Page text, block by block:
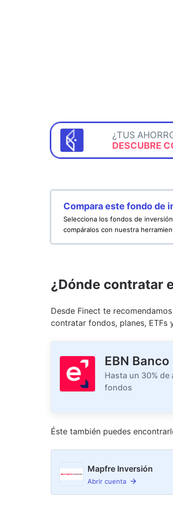
¿TUS
DESCUBRE
Compara este fondo de
Selecciona los fondos de
compáralos con nuestra
¿Dónde contratar
Desde Finect te
contratar fondos, planes,
EBN Banco
Hasta un 30%
fondos
Éste también puedes
Mapfre Inversión
Abrir cuenta